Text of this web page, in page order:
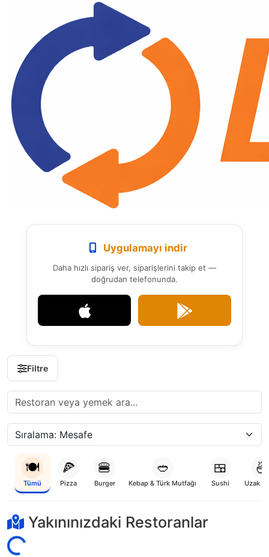
Uygulamayı indir
Daha hızlı sipariş ver, siparişlerini takip et —
doğrudan telefonunda.
Filtre
🍽️
Tümü
🍕
Pizza
🍔
Burger
🥙
Kebap & Türk Mutfağı
🍱
Sushi
🍜
Uzak
Yakınınızdaki Restoranlar